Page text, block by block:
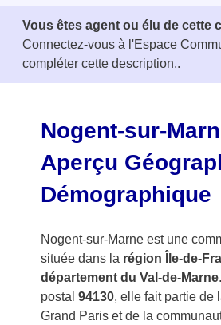
Vous êtes agent ou élu de cette
Connectez-vous à l'Espace
compléter cette description..
Nogent-sur-
Aperçu
Démographique
Nogent-sur-Marne est une
située dans la région Île-de-
département du Val-de-Marne
postal 94130, elle fait partie de
Grand Paris et de la